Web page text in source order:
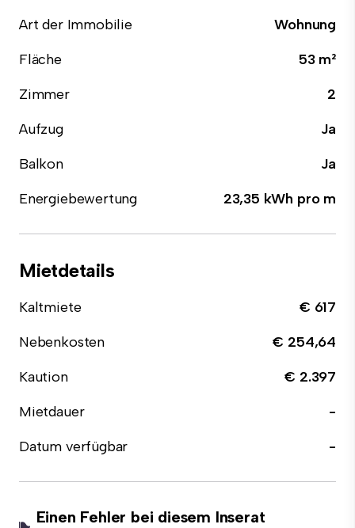
Art der Immobilie
Wohnung
Fläche
53 m²
Zimmer
2
Aufzug
Ja
Balkon
Ja
Energiebewertung
23,35 kWh pro m
Mietdetails
Kaltmiete
€ 617
Nebenkosten
€ 254,64
Kaution
€ 2.397
Mietdauer
-
Datum verfügbar
-
Einen Fehler bei diesem Inserat